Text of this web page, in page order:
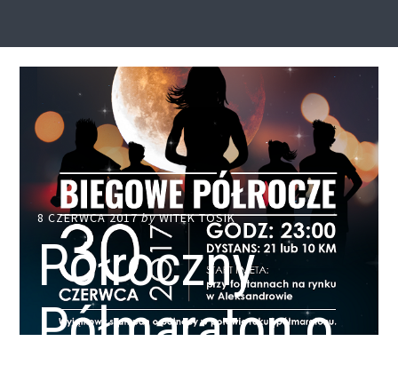
8 CZERWCA 2017byWITEK TOSIK
Półroczny
Półmaraton o